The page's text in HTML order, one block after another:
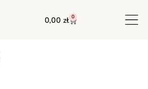
0,00 zł 0